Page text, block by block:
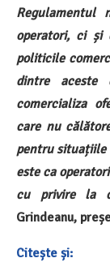
Regulamentul
operatori, ci și
politicile
dintre aceste
comercializa
care nu
pentru situațiile
este ca
cu privire la
Grindeanu,
Citește și: